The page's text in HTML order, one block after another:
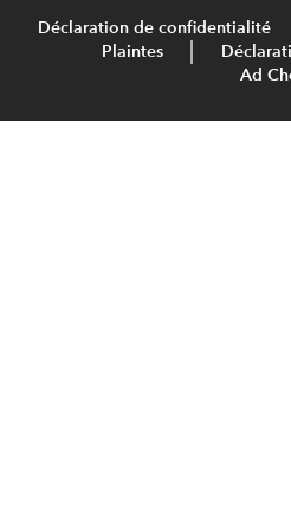
Déclaration de confidentialité
Plaintes
Ad